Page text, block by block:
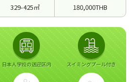
329-425㎡ 180,000THB
日本人学校の送迎区内 スイミングプール付き